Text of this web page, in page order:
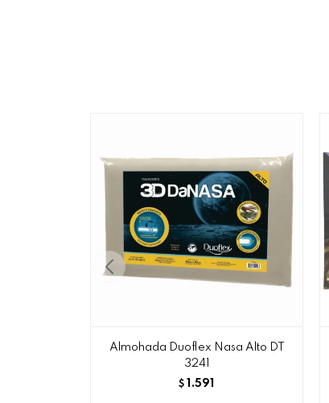
Almohada Duoflex Nasa Alto DT
3241
$ 1.591